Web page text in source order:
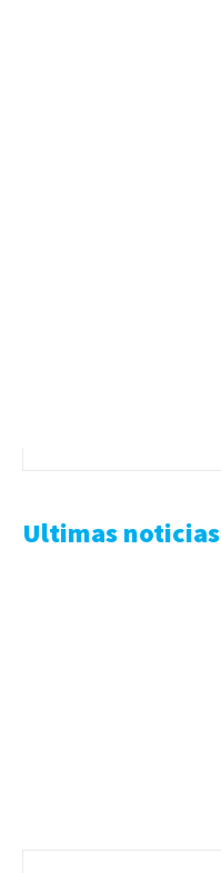
Ultimas noticias